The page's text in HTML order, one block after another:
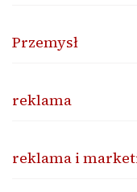
Przemysł
reklama
reklama i